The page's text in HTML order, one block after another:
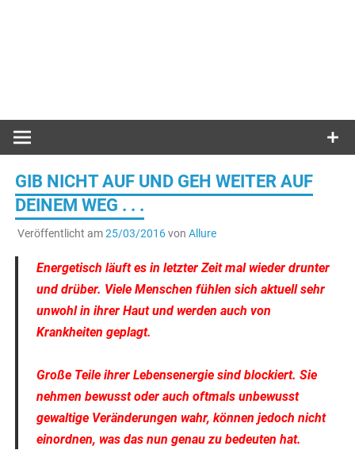
GIB NICHT AUF UND GEH WEITER AUF
DEINEM WEG . . .
Veröffentlicht am25/03/2016von Allure
Energetisch läuft es in letzter Zeit mal wieder drunter
und drüber. Viele Menschen fühlen sich aktuell sehr
unwohl in ihrer Haut und werden auch von
Krankheiten geplagt.
Große Teile ihrer Lebensenergie sind blockiert. Sie
nehmen bewusst oder auch oftmals unbewusst
gewaltige Veränderungen wahr, können jedoch nicht
einordnen, was das nun genau zu bedeuten hat.